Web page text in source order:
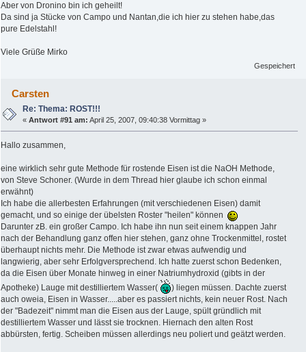
Aber von Dronino bin ich geheilt!
Da sind ja Stücke von Campo und Nantan,die ich hier zu stehen habe,das
pure Edelstahl!
Viele Grüße Mirko
Gespeichert
Carsten
Re: Thema: ROST!!!
«Antwort #91 am: April 25, 2007, 09:40:38 Vormittag »
Hallo zusammen,
eine wirklich sehr gute Methode für rostende Eisen ist die NaOH Methode,
von Steve Schoner. (Wurde in dem Thread hier glaube ich schon einmal
erwähnt)
Ich habe die allerbesten Erfahrungen (mit verschiedenen Eisen) damit
gemacht, und so einige der übelsten Roster "heilen" können
Darunter zB. ein großer Campo. Ich habe ihn nun seit einem knappen Jahr
nach der Behandlung ganz offen hier stehen, ganz ohne Trockenmittel, rostet
überhaupt nichts mehr. Die Methode ist zwar etwas aufwendig und
langwierig, aber sehr Erfolgversprechend. Ich hatte zuerst schon Bedenken,
da die Eisen über Monate hinweg in einer Natriumhydroxid (gibts in der
Apotheke) Lauge mit destilliertem Wasser(
) liegen müssen. Dachte zuerst
auch oweia, Eisen in Wasser.....aber es passiert nichts, kein neuer Rost. Nach
der "Badezeit" nimmt man die Eisen aus der Lauge, spült gründlich mit
destilliertem Wasser und lässt sie trocknen. Hiernach den alten Rost
abbürsten, fertig. Scheiben müssen allerdings neu poliert und geätzt werden.